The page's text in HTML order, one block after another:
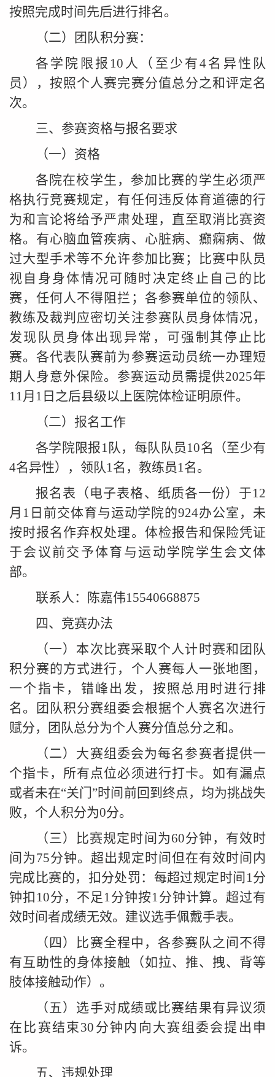
按照完成时间先后进行排名。
（二）团队积分赛：
各学院限报10人（至少有4名异性队
员），按照个人赛完赛分值总分之和评定名
次。
三、参赛资格与报名要求
（一）资格
各院在校学生，参加比赛的学生必须严
格执行竞赛规定 ， 有任何违反体育道德的行
为和言论将给予严肃处理，直至取消比赛资
格。有心脑血管疾病、心脏病、癫痫病、做
过大型手术等不允许参加比赛；比赛中队员
视自身身体情况可随时决定终止自己的比
赛，任何人不得阻拦；各参赛单位的领队、
教练及裁判应密切关注参赛队员身体情况，
发现队员身体出现异常，可强制其停止比
赛。各代表队赛前为参赛运动员统一办理短
期人身意外保险。参赛运动员需提供2025年
11月1日之后县级以上医院体检证明原件。
（二）报名工作
各学院限报1队，每队队员10名（至少有
4名异性），领队1名，教练员1名。
报名表（电子表格、纸质各一份）于12
月1日前交体育与运动学院的924办公室，未
按时报名作弃权处理。体检报告和保险凭证
于会议前交予体育与运动学院学生会文体
部。
联系人：陈嘉伟15540668875
四、 竞赛办法
（一） 本次比赛采取个人计时赛和团队
积分赛的方式进行，个人赛每人一张地图，
一个指卡，错峰出发，按照总用时进行排
名。团队积分赛组委会根据个人赛名次进行
赋分，团队总分为个人赛分值总分之和。
（二） 大赛组委会为每名参赛者提供一
个指卡，所有点位必须进行打卡。如有漏点
或者未在“关门”时间前回到终点，均为挑战失
败，个人积分为0分。
（三）比赛规定时间为60分钟，有效时
间为75分钟。超出规定时间但在有效时间内
完成比赛的，扣分处罚：每超过规定时间1分
钟扣10分，不足1分钟按1分钟计算。超过有
效时间者成绩无效。建议选手佩戴手表。
（四）比赛全程中，各参赛队之间不得
有互助性的身体接触（如拉、推、拽、背等
肢体接触动作）。
（五）选手对成绩或比赛结果有异议须
在比赛结束30分钟内向大赛组委会提出申
诉。
五、违规处理